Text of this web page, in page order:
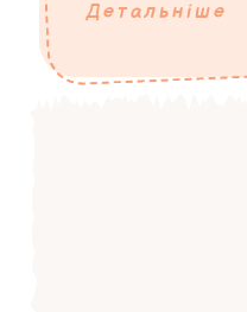
Детальніше